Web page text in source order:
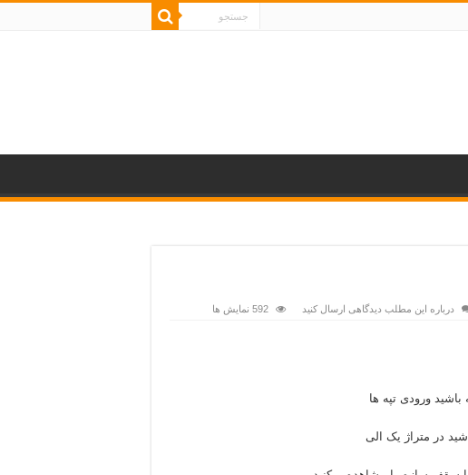
درباره این مطلب دیدگاهی ارسال کنید 592 نمایش ها
ورودی تپه ها
در متراژ یک الی